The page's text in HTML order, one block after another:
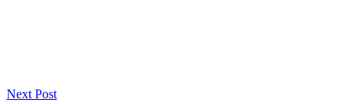
Next Post